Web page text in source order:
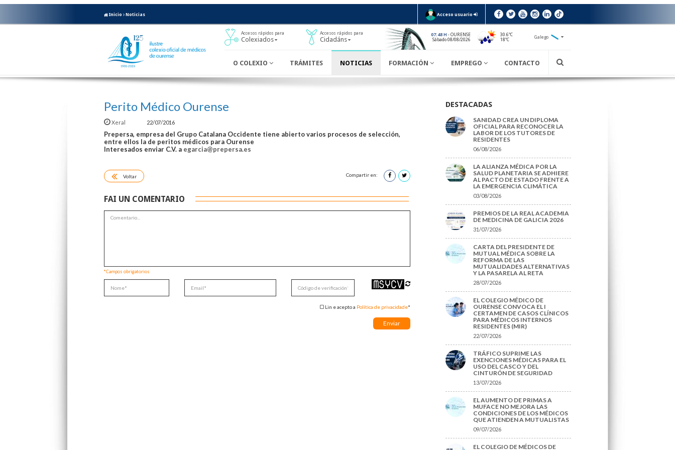
Inicio Noticias Acceso usuario
Accesos rápidos para
Colexiados
Accesos rápidos para
Cidadáns
07:48 H - OURENSE
Sábado 08/08/2026
30.6ºC
18ºC
Galego
O COLEXIO TRÁMITES NOTICIAS FORMACIÓN EMPREGO CONTACTO
Perito Médico Ourense
Xeral 22/07/2016
Prepersa, empresa del Grupo Catalana Occidente tiene abierto varios procesos de selección,
entre ellos la de peritos médicos para Ourense
Interesados enviar C.V. a egarcia@prepersa.es
Voltar Compartir en:
FAI UN COMENTARIO
*Campos obrigatorios
Lin e acepto a Política de privacidade*
DESTACADAS
SANIDAD CREA UN DIPLOMA
OFICIAL PARA RECONOCER LA
LABOR DE LOS TUTORES DE
RESIDENTES
06/08/2026
LA ALIANZA MÉDICA POR LA
SALUD PLANETARIA SE ADHIERE
AL PACTO DE ESTADO FRENTE A
LA EMERGENCIA CLIMÁTICA
03/08/2026
PREMIOS DE LA REAL ACADEMIA
DE MEDICINA DE GALICIA 2026
31/07/2026
CARTA DEL PRESIDENTE DE
MUTUAL MÉDICA SOBRE LA
REFORMA DE LAS
MUTUALIDADES ALTERNATIVAS
Y LA PASARELA AL RETA
28/07/2026
EL COLEGIO MÉDICO DE
OURENSE CONVOCA EL I
CERTAMEN DE CASOS CLÍNICOS
PARA MÉDICOS INTERNOS
RESIDENTES (MIR)
22/07/2026
TRÁFICO SUPRIME LAS
EXENCIONES MÉDICAS PARA EL
USO DEL CASCO Y DEL
CINTURÓN DE SEGURIDAD
13/07/2026
EL AUMENTO DE PRIMAS A
MUFACE NO MEJORA LAS
CONDICIONES DE LOS MÉDICOS
QUE ATIENDEN A MUTUALISTAS
09/07/2026
EL COLEGIO DE MÉDICOS DE